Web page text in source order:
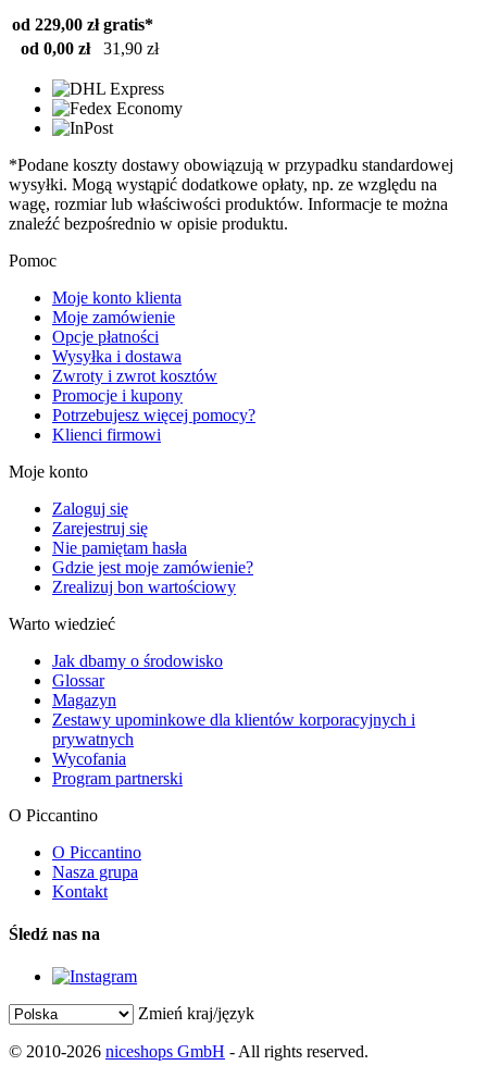
od 229,00 zł gratis*
od 0,00 zł
31,90 zł
*Podane koszty dostawy obowiązują w przypadku standardowej
wysyłki. Mogą wystąpić dodatkowe opłaty, np. ze względu na
wagę, rozmiar lub właściwości produktów. Informacje te można
znaleźć bezpośrednio w opisie produktu.
Pomoc
Moje konto klienta
Moje zamówienie
Opcje płatności
Wysyłka i dostawa
Zwroty i zwrot kosztów
Promocje i kupony
Potrzebujesz więcej pomocy?
Klienci firmowi
Moje konto
Zaloguj się
Zarejestruj się
Nie pamiętam hasła
Gdzie jest moje zamówienie?
Zrealizuj bon wartościowy
Warto wiedzieć
Jak dbamy o środowisko
Glossar
Magazyn
Zestawy upominkowe dla klientów korporacyjnych i
prywatnych
Wycofania
Program partnerski
O Piccantino
O Piccantino
Nasza grupa
Kontakt
Śledź nas na
Zmień kraj/język
© 2010-2026 niceshops GmbH - All rights reserved.